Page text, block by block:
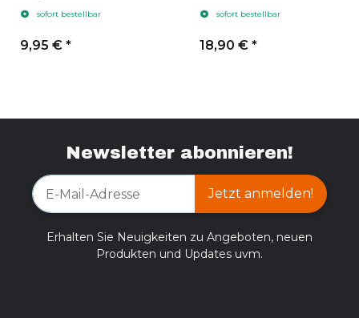
Zielpads 10 Stück
sofort bestellbar
9,95 € *
3400mAh geeignet für
sofort bestellbar
18,90 € *
Newsletter abonnieren!
Jetzt anmelden!
Erhalten Sie Neuigkeiten zu Angeboten, neuen
Produkten und Updates uvm.